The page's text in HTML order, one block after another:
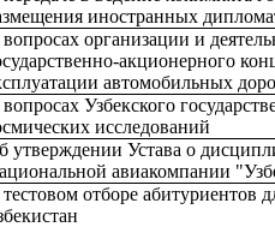
иностранных
организации и
акционерного
автомобильных
Узбекского
исследований
утверждении Устава о
авиакомпании
отборе абитуриентов